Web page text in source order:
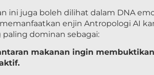
ini juga boleh dilihat dalam DNA
enjin Antropologi AI
dominan sebagai:
makanan ingin